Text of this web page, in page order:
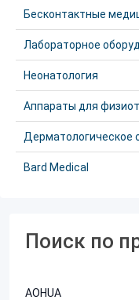
Бесконтактные
Лабораторное
Неонатология
Аппараты для
Дерматологическое
Bard Medical
Поиск по
AOHUA